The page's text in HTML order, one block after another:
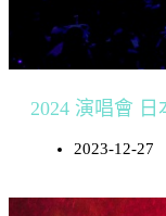
2024 演唱會
2023-12-27